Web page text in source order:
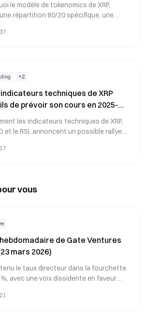
le modèle de tokenomics de XRP,
répartition 80/20 spécifique, une
Analysez l’algorithme de
de la blockchain, les investisseurs et
+2
techniques de XRP
de prévoir son cours en 2025-
les indicateurs techniques de XRP,
et le RSI, annoncent un possible rallye à
haussière. Analysez
pour XRP afin de prendre des décisions
leur analyse des indicateurs
vous
de Gate Ventures
mars 2026)
le taux directeur dans la fourchette
%, avec une voix dissidente en faveur
Jerome Powell a mis en avant